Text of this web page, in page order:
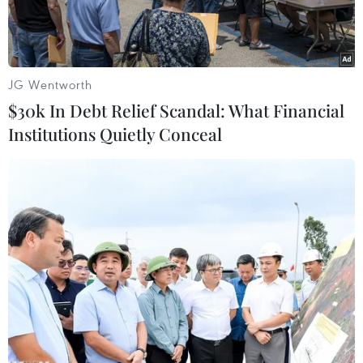
Quy trình sản xuất những sản phẩm mì ăn liền an toàn an tâm
tiện lợi. Song, các vấn đề về nguồn gốc nguyên
liệu, quy trình sản xuất và kiểm soát chất lượng
vẫn là mối quan tâm của không ít người tiêu
dùng.
Tại Acecook Việt Nam, việc kiểm soát chất
lượng được thực hiện xuyên suốt từ khâu lựa
JG Wentworth
$30k In Debt Relief Scandal: What Financial
Institutions Quietly Conceal